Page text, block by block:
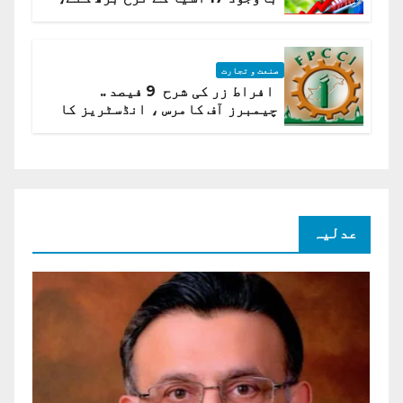
صنعت و تجارت
افراط زر کی شرح 9 فیصد ..
چیمبرز آف کامرس ، انڈسٹریز کا
عدلیہ